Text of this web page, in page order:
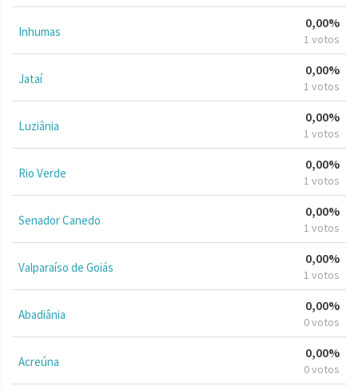
Inhumas
0,00%
1 votos
Jataí
0,00%
1 votos
Luziânia
0,00%
1 votos
Rio Verde
0,00%
1 votos
Senador Canedo
0,00%
1 votos
Valparaíso de Goiás
0,00%
1 votos
Abadiânia
0,00%
0 votos
Acreúna
0,00%
0 votos